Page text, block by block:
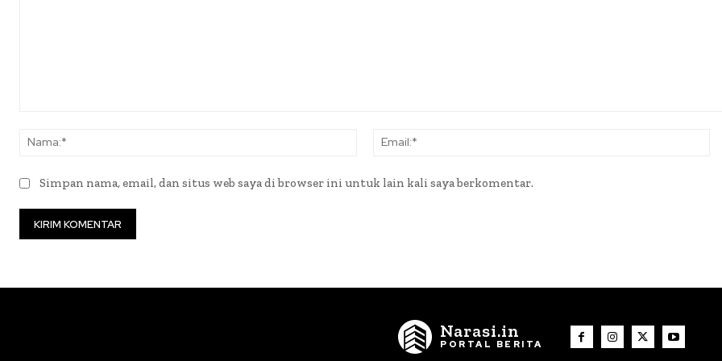
Nama:*
Simpan nama, email, dan situs web saya di browser ini untuk lain kali saya berkomentar.
Narasi.in
PORTAL BERITA